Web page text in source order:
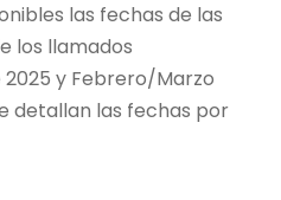
las fechas de las
los llamados
y Febrero/Marzo
detallan las fechas por